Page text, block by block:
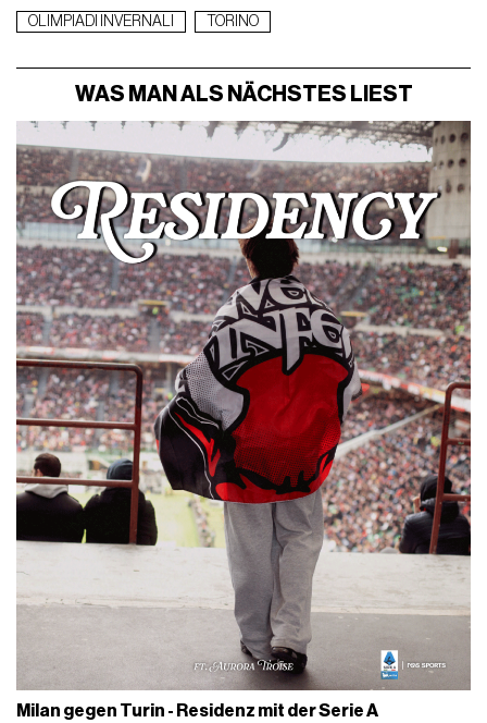
OLIMPIADI INVERNALI TORINO
WAS MAN ALS NÄCHSTES LIEST
Milan gegen Turin - Residenz mit der Serie A